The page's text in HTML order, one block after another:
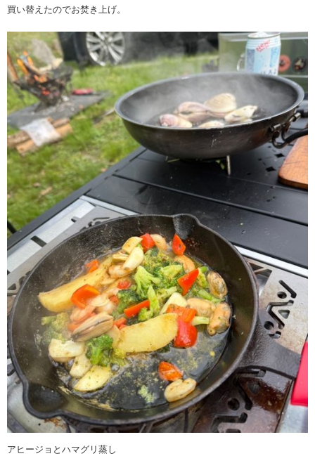
買い替えたのでお焚き上げ。
アヒージョとハマグリ蒸し